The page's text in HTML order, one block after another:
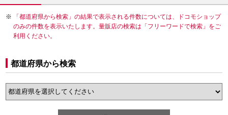
「都道府県から検索」の結果で表示される件数については、ドコモショップ
のみの件数を表示いたします。量販店の検索は「フリーワードで検索」をご
利用ください。
都道府県から検索